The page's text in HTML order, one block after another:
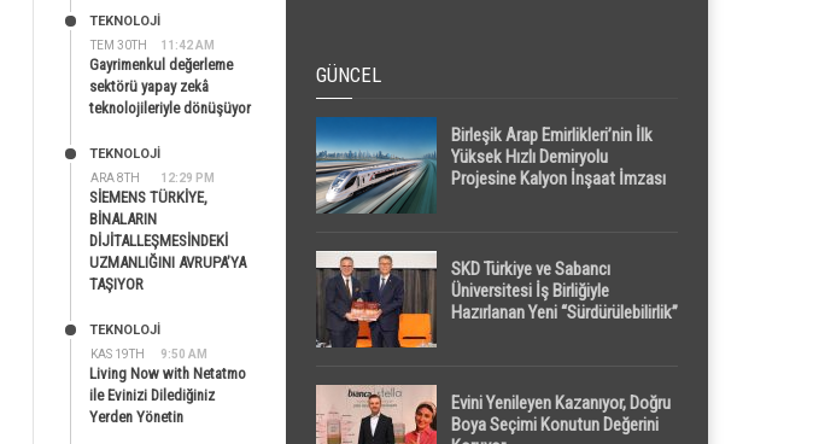
TEM 30TH 11:42 AM
TEKNOLOJİ
Gayrimenkul değerleme
sektörü yapay zekâ
teknolojileriyle dönüşüyor
ARA 8TH 12:29 PM
TEKNOLOJİ
SİEMENS TÜRKİYE,
BİNALARIN
DİJİTALLEŞMESİNDEKİ
UZMANLIĞINI AVRUPA’YA
TAŞIYOR
KAS 19TH 9:50 AM
TEKNOLOJİ
Living Now with Netatmo
ile Evinizi Dilediğiniz
Yerden Yönetin
GÜNCEL
Birleşik Arap Emirlikleri’nin İlk
Yüksek Hızlı Demiryolu
Projesine Kalyon İnşaat İmzası
SKD Türkiye ve Sabancı
Üniversitesi İş Birliğiyle
Hazırlanan Yeni “Sürdürülebilirlik”
Evini Yenileyen Kazanıyor, Doğru
Boya Seçimi Konutun Değerini